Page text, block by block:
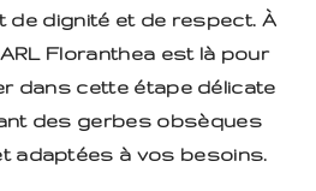
de dignité et de respect. À
Floranthea est là pour
dans cette étape délicate
des gerbes obsèques
adaptées à vos besoins.